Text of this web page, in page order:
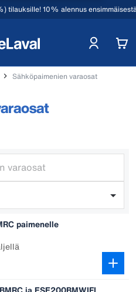
tilauksille! 10% alennus
Sähköpaimenien varaosat
paimenelle